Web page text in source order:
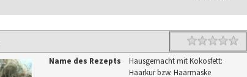
Rating
Name des Rezepts
Hausgemacht mit Kokosfett:
Haarkur bzw. Haarmaske